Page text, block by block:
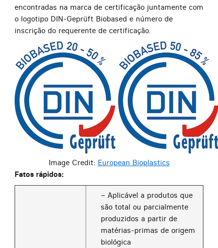
encontradas na marca de certificação juntamente com
o logotipo DIN-Geprüft Biobased e número de
inscrição do requerente de certificação.
Image Credit: European Bioplastics
Fatos rápidos:
– Aplicável a produtos que
são total ou parcialmente
produzidos a partir de
matérias-primas de origem
biológica